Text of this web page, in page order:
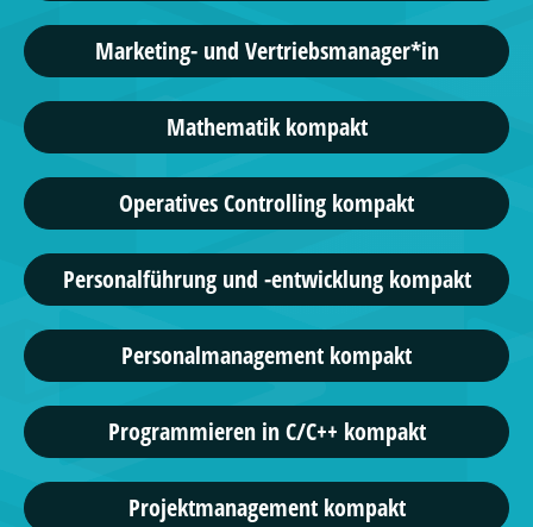
Marketing- und Vertriebsmanager*in
Mathematik kompakt
Operatives Controlling kompakt
Personalführung und -entwicklung kompakt
Personalmanagement kompakt
Programmieren in C/C++ kompakt
Projektmanagement kompakt